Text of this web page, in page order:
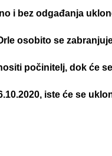
i bez odgađanja
osobito se
počinitelj, dok će
iste će se